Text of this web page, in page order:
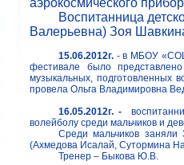
аэрокосмического
Воспитанница
Валерьевна) Зоя
15.06.2012г. - в МБОУ «СОШ
фестивале было
музыкальных, подготовленных
провела Ольга Владимировна
16.05.2012г. -
волейболу среди мальчиков и
Среди мальчиков
(Ахмедова Исалай, Сутормина
Тренер – Быкова Ю.В.